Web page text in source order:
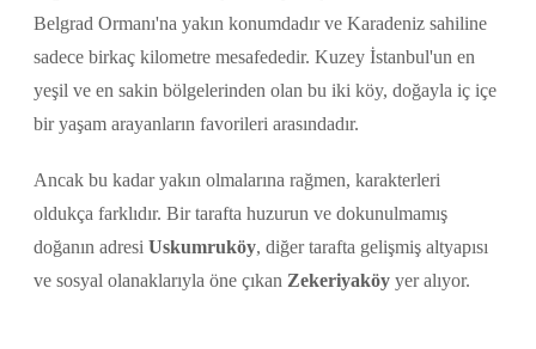
Belgrad Ormanı'na yakın konumdadır ve Karadeniz sahiline
sadece birkaç kilometre mesafededir. Kuzey İstanbul'un en
yeşil ve en sakin bölgelerinden olan bu iki köy, doğayla iç içe
bir yaşam arayanların favorileri arasındadır.
Ancak bu kadar yakın olmalarına rağmen, karakterleri
oldukça farklıdır. Bir tarafta huzurun ve dokunulmamış
doğanın adresi Uskumruköy, diğer tarafta gelişmiş altyapısı
ve sosyal olanaklarıyla öne çıkan Zekeriyaköy yer alıyor.